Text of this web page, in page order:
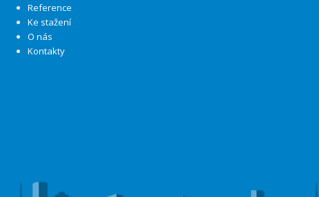
Reference
Ke stažení
O nás
Kontakty